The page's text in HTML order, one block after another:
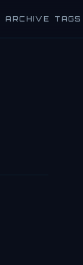
ARCHIVE TAGS